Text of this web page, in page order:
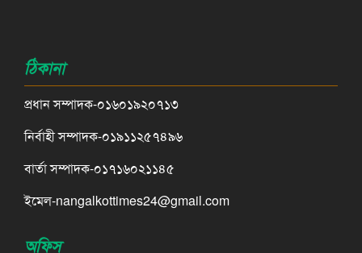
ঠিকানা
প্রধান সম্পাদক-০১৬০১৯২০৭১৩
নির্বাহী সম্পাদক-০১৯১১২৫৭৪৯৬
বার্তা সম্পাদক-০১৭১৬০২১১৪৫
ইমেল-nangalkottimes24@gmail.com
অফিস